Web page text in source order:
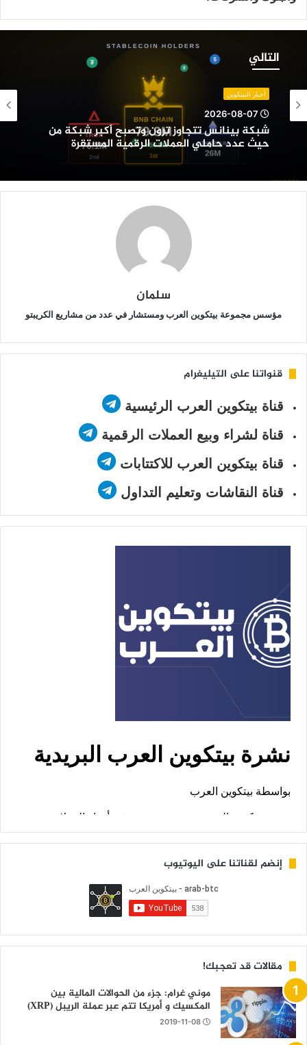
التالي
وتصبح
أكبر
شبكة
حاملي
العملات
أخبار البيتكوين
2026-08-07
شبكة بينانس تتجاوز ترون وتصبح أكبر شبكة من
حيث عدد حاملي العملات الرقمية المستقرة
سلمان
مؤسس مجموعة بيتكوين العرب ومستشار في عدد من مشاريع الكريبتو
قنواتنا على التيليغرام
قناة بيتكوين العرب الرئيسية
قناة لشراء وبيع العملات الرقمية
قناة بيتكوين العرب للاكتتابات
قناة النقاشات وتعليم التداول
إنضم لقناتنا على اليوتيوب
مقالات قد تعجبك!
موني غرام: جزء من الحوالات المالية بين
المكسيك و أمريكا تتم عبر عملة الريبل (XRP)
2019-11-08